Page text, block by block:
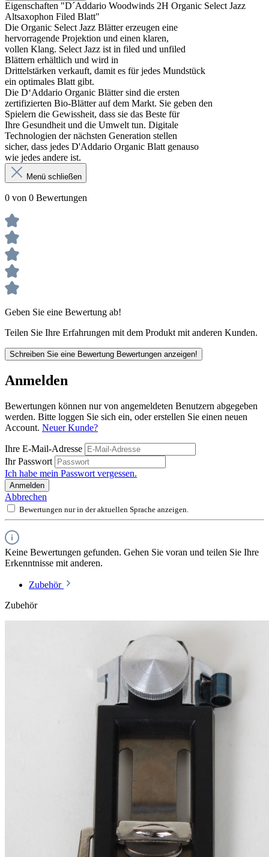
Eigenschaften "D´Addario Woodwinds 2H Organic Select Jazz
Altsaxophon Filed Blatt"
Die Organic Select Jazz Blätter erzeugen eine
hervorragende Projektion und einen klaren,
vollen Klang. Select Jazz ist in filed und unfiled
Blättern erhältlich und wird in
Drittelstärken verkauft, damit es für jedes Mundstück
ein optimales Blatt gibt.
Die D‘Addario Organic Blätter sind die ersten
zertifizierten Bio-Blätter auf dem Markt. Sie geben den
Spielern die Gewissheit, dass sie das Beste für
Ihre Gesundheit und die Umwelt tun. Digitale
Technologien der nächsten Generation stellen
sicher, dass jedes D'Addario Organic Blatt genauso
wie jedes andere ist.
Menü schließen
0 von 0 Bewertungen
Geben Sie eine Bewertung ab!
Teilen Sie Ihre Erfahrungen mit dem Produkt mit anderen Kunden.
Schreiben Sie eine Bewertung Bewertungen anzeigen!
Anmelden
Bewertungen können nur von angemeldeten Benutzern abgegeben
werden. Bitte loggen Sie sich ein, oder erstellen Sie einen neuen
Account. Neuer Kunde?
Ihre E-Mail-Adresse
Ihr Passwort
Ich habe mein Passwort vergessen.
Anmelden
Abbrechen
Bewertungen nur in der aktuellen Sprache anzeigen.
Keine Bewertungen gefunden. Gehen Sie voran und teilen Sie Ihre
Erkenntnisse mit anderen.
Zubehör
Zubehör